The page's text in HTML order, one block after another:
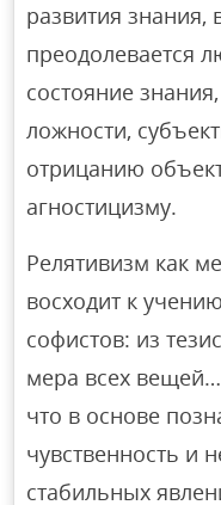
развития знания,
преодолевается
состояние
ложности,
отрицанию
агностицизму.
Релятивизм как
восходит к
софистов: из
мера всех
что в основе
чувственность и
стабильных